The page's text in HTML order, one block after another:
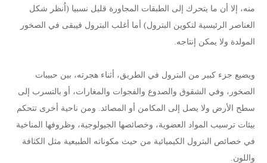
منه، إلا أن ما يتحرك إلى الطبقات المجاورة قليل نسبيا (اُنظر شكل
العناصر الرئيسية لتكوين البترول) أما أغلب البترول فيبقى في الصخور
المولدة ولا يمكن إنتاجه.
ويضيع جزء كبير من البترول في الطريق، أثناء هجرته، بين حبيبات
الصخور، وفي الشقوق والصدوع والفجوات والمغارات، أو بالتسرب إلى
سطح الأرض ولا يصل إلى المكامن أو المصائد. ومن ناحية أخرى تتحكم
بيئات ترسيب المواد العضوية، وخصائصها الجيولوجية، وظروفها المناخية
في خصائص البترول الكيميائية من حيث مكوناته الطبيعية مثل الكثافة
واللون.